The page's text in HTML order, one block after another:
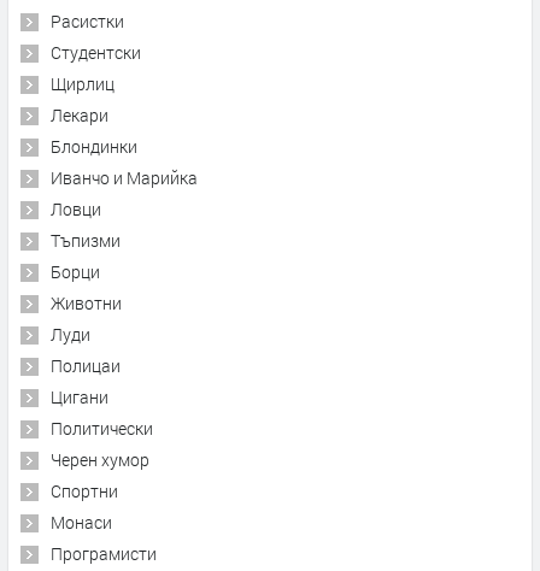
Расистки
Студентски
Щирлиц
Лекари
Блондинки
Иванчо и Марийка
Ловци
Тъпизми
Борци
Животни
Луди
Полицаи
Цигани
Политически
Черен хумор
Спортни
Монаси
Програмисти